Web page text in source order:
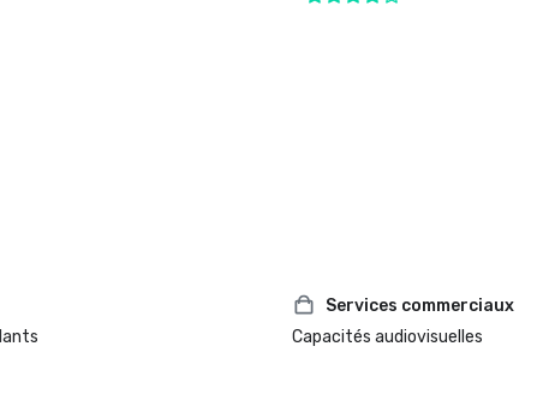
Services commerciaux
Capacités audiovisuelles